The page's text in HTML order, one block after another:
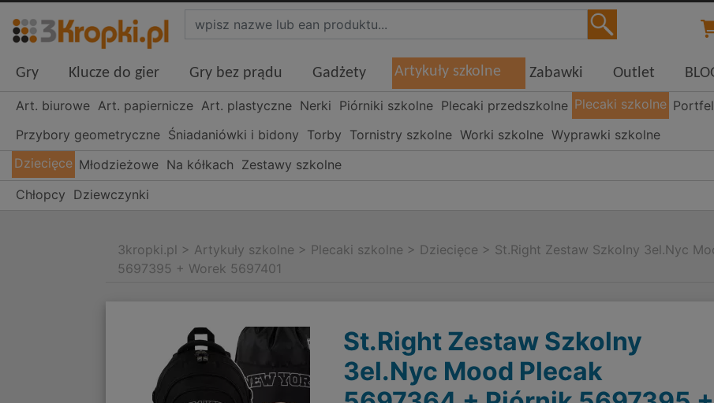
Gry Klucze do gier Gry bez prądu Gadżety Artykuły szkolne Zabawki Outlet
Art. biurowe Art. papiernicze Art. plastyczne Nerki Piórniki szkolne Plecaki przedszkolne Plecaki szkolne
Przybory geometryczne Śniadaniówki i bidony Torby Tornistry szkolne Worki szkolne Wyprawki szkolne
Dziecięce Młodzieżowe Na kółkach Zestawy szkolne
Chłopcy Dziewczynki
3kropki.pl > Artykuły szkolne > Plecaki szkolne > Dziecięce > St.Right Zestaw Szkolny 3el.Nyc
5697395 + Worek 5697401
St.Right Zestaw Szkolny
3el.Nyc Mood Plecak